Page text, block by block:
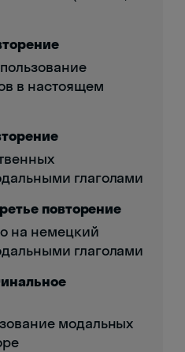
в настоящем
глаголами
повторение
на немецкий
глаголами
модальных